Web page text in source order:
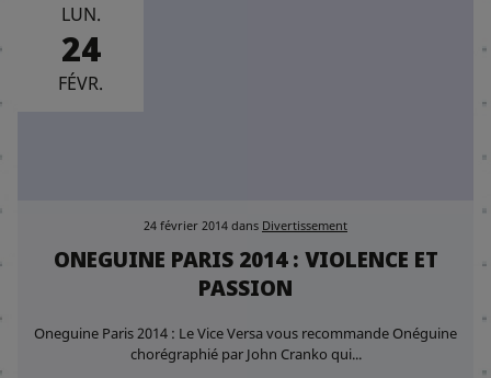
LUN.
24
FÉVR.
24 février 2014 dans Divertissement
ONEGUINE PARIS 2014 : VIOLENCE ET
PASSION
Oneguine Paris 2014 : Le Vice Versa vous recommande Onéguine
chorégraphié par John Cranko qui...